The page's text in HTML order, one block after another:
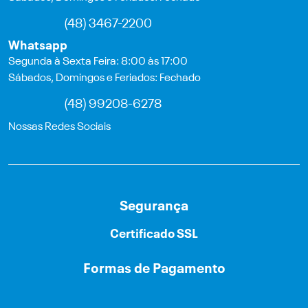
(48) 3467-2200
Whatsapp
Segunda à Sexta Feira: 8:00 às 17:00
Sábados, Domingos e Feriados: Fechado
(48) 99208-6278
Nossas Redes Sociais
Segurança
Certificado SSL
Formas de Pagamento